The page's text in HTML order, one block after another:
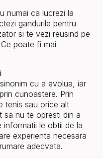
numai ca lucrezi la
gandurile pentru
si te vezi reusind pe
poate fi mai
cu a evolua, iar
cunoastere. Prin
tenis sau orice alt
sa nu te opresti din a
informatii le obtii de la
experienta necesara
adecvata.